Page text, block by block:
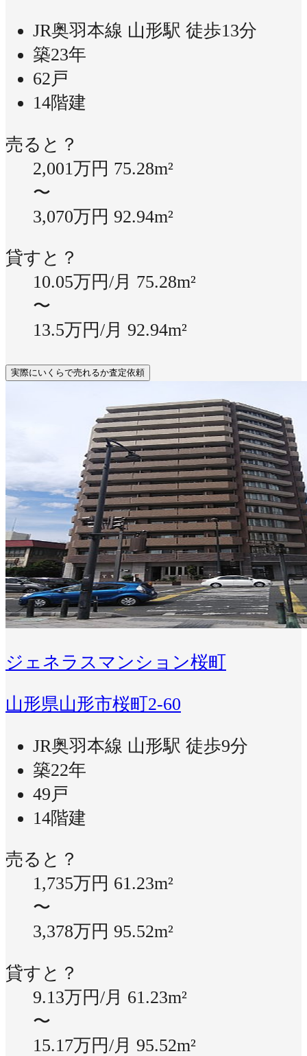
JR奥羽本線 山形駅 徒歩13分
築23年
62戸
14階建
売ると？
2,001万円 75.28m²
〜
3,070万円 92.94m²
貸すと？
10.05万円/月 75.28m²
〜
13.5万円/月 92.94m²
実際にいくらで売れるか査定依頼
ジェネラスマンション桜町
山形県山形市桜町2-60
JR奥羽本線 山形駅 徒歩9分
築22年
49戸
14階建
売ると？
1,735万円 61.23m²
〜
3,378万円 95.52m²
貸すと？
9.13万円/月 61.23m²
〜
15.17万円/月 95.52m²